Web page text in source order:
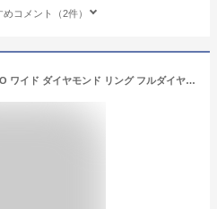
コメント（2件）
ティファニー リング T TWO ワイド ダイヤモンド リング フルダイヤ イエローゴールド K18YG #9 9号 指輪 YG 750 イエローゴールド TIFFANY＆Co. レディース 高級ジュエリー ダイヤ ハイブランド エレガント ファッション プレゼント ギフト ティファニー 【新品同様】